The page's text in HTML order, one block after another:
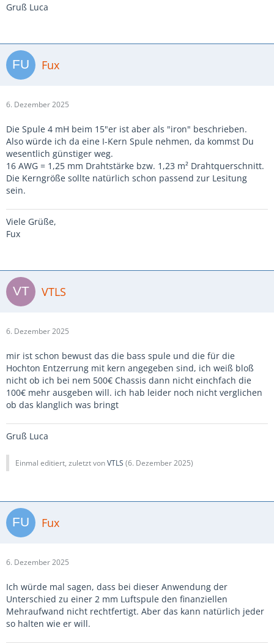
Gruß Luca
Fux
6. Dezember 2025
Die Spule 4 mH beim 15"er ist aber als "iron" beschrieben.
Also würde ich da eine I-Kern Spule nehmen, da kommst Du
wesentlich günstiger weg.
16 AWG = 1,25 mm Drahtstärke bzw. 1,23 m² Drahtquerschnitt.
Die Kerngröße sollte natürlich schon passend zur Lesitung
sein.
Viele Grüße,
Fux
VTLS
6. Dezember 2025
mir ist schon bewust das die bass spule und die für die
Hochton Entzerrung mit kern angegeben sind, ich weiß bloß
nicht ob ich bei nem 500€ Chassis dann nicht einchfach die
100€ mehr ausgeben will. ich hab leider noch nicht verglichen
ob das klanglich was bringt
Gruß Luca
Einmal editiert, zuletzt vonVTLS (6. Dezember 2025)
Fux
6. Dezember 2025
Ich würde mal sagen, dass bei dieser Anwendung der
Unterschied zu einer 2 mm Luftspule den finanziellen
Mehraufwand nicht rechtfertigt. Aber das kann natürlich jeder
so halten wie er will.